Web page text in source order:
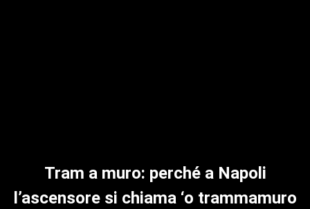
Tram a muro: perché a Napoli
l’ascensore si chiama ‘o trammamuro